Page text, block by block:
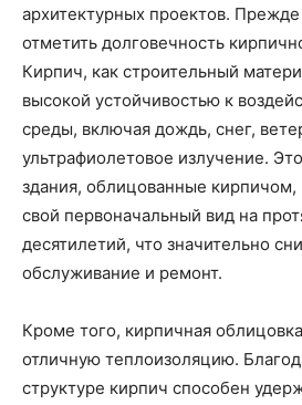
архитектурных проектов. Прежде
отметить долговечность
Кирпич, как строительный
высокой устойчивостью к
среды, включая дождь, снег,
ультрафиолетовое излучение.
здания, облицованные кирпичом,
свой первоначальный вид на
десятилетий, что значительно
обслуживание и ремонт.
Кроме того, кирпичная
отличную теплоизоляцию.
структуре кирпич способен